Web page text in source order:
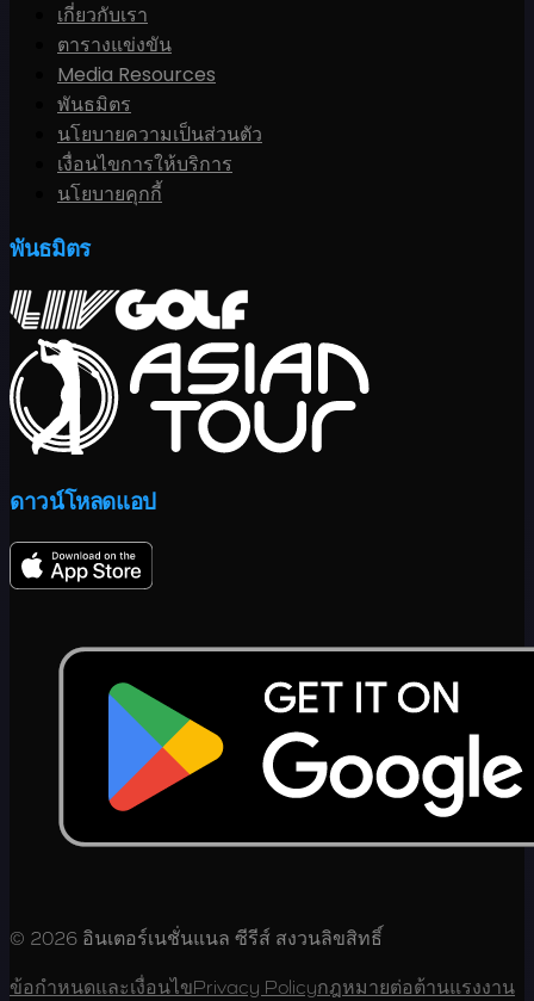
เกี่ยวกับเรา
ตารางแข่งขัน
Media Resources
พันธมิตร
นโยบายความเป็นส่วนตัว
เงื่อนไขการให้บริการ
นโยบายคุกกี้
พันธมิตร
ดาวน์โหลดแอป
© 2026 อินเตอร์เนชั่นแนล ซีรีส์ สงวนลิขสิทธิ์
ข้อกำหนดและเงื่อนไขPrivacy Policyกฎหมายต่อต้านแรงงาน